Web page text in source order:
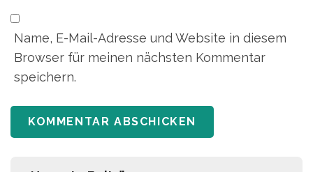
Name, E-Mail-Adresse und Website in diesem
Browser für meinen nächsten Kommentar
speichern.